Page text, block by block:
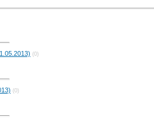
(0)
(0)